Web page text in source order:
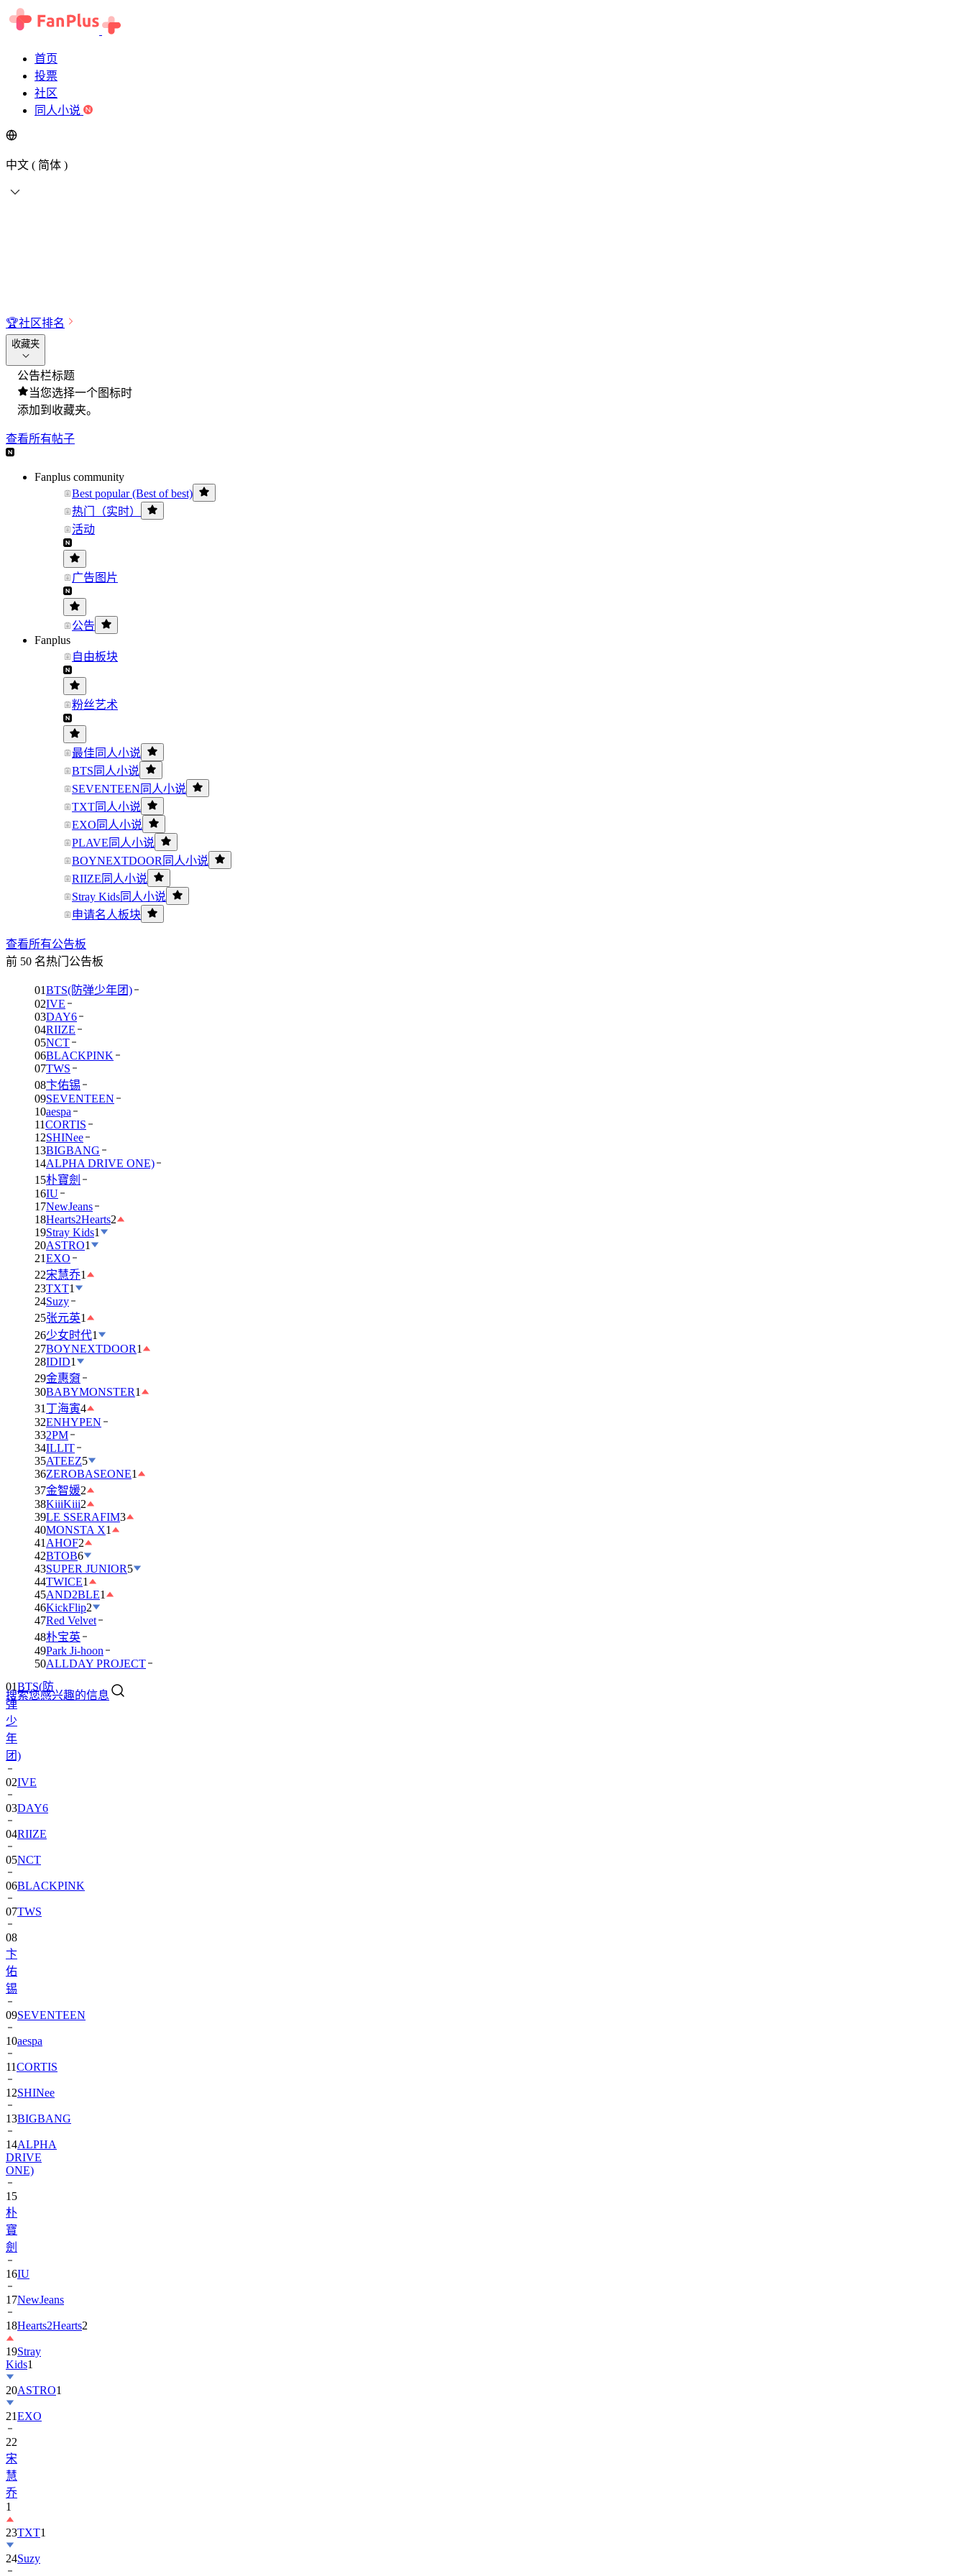
首页
投票
社区
同人小说
中文 ( 简体 )
🏆社区排名
收藏夹
公告栏标题
当您选择一个图标时
添加到收藏夹。
查看所有帖子
Fanplus community
Best popular (Best of best)
热门（实时）
活动
广告图片
公告
Fanplus
自由板块
粉丝艺术
最佳同人小说
BTS同人小说
SEVENTEEN同人小说
TXT同人小说
EXO同人小说
PLAVE同人小说
BOYNEXTDOOR同人小说
RIIZE同人小说
Stray Kids同人小说
申请名人板块
查看所有公告板
前 50 名热门公告板
01BTS(防弹少年团)
02IVE
03DAY6
04RIIZE
05NCT
06BLACKPINK
07TWS
08卞佑锡
09SEVENTEEN
10aespa
11CORTIS
12SHINee
13BIGBANG
14ALPHA DRIVE ONE)
15朴寶劍
16IU
17NewJeans
18Hearts2Hearts2
19Stray Kids1
20ASTRO1
21EXO
22宋慧乔1
23TXT1
24Suzy
25张元英1
26少女时代1
27BOYNEXTDOOR1
28IDID1
29金惠奫
30BABYMONSTER1
31 丁海寅4
32ENHYPEN
332PM
34ILLIT
35ATEEZ5
36ZEROBASEONE1
37金智媛2
38KiiiKiii2
39LE SSERAFIM3
40MONSTA X1
41 AHOF2
42BTOB6
43SUPER JUNIOR5
44TWICE1
45AND2BLE1
46KickFlip2
47Red Velvet
48朴宝英
49Park Ji-hoon
50ALLDAY PROJECT
搜索您感兴趣的信息
BTS(防
少
年
团)
02IVE
03DAY6
04RIIZE
05NCT
06BLACKPINK
07TWS
08
卞
佑
锡
09
10aespa
11CORTIS
12SHINee
13BIGBANG
14ALPHA
DRIVE
ONE)
15
朴
寶
劍
16
17NewJeans
18Hearts2Hearts
19Stray
Kids
20ASTRO
21EXO
22
宋
慧
乔
1
23
24Suzy
25